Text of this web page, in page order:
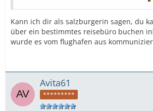
Kann ich dir als salzburgerin sagen, du
über ein bestimmtes reisebüro buchen
wurde es vom flughafen aus
Avita61
*********